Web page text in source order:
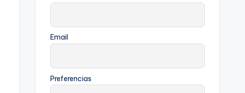
Email
Preferencias